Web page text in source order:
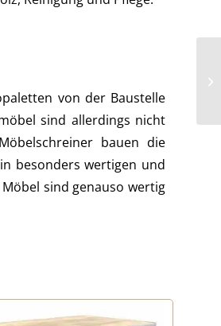
von der Baustelle
sind allerdings nicht
bauen die
besonders wertigen und
sind genauso wertig